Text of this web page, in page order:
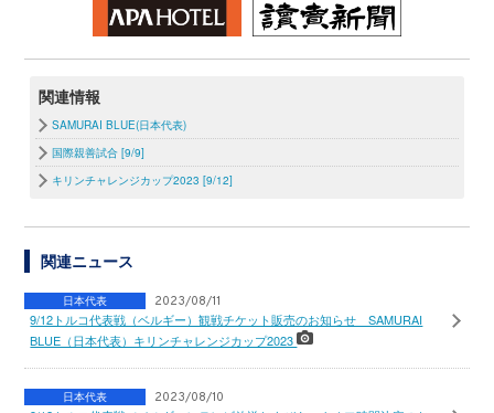
関連情報
SAMURAI BLUE(日本代表)
国際親善試合 [9/9]
キリンチャレンジカップ2023 [9/12]
関連ニュース
日本代表 2023/08/11
9/12トルコ代表戦（ベルギー）観戦チケット販売のお知らせ SAMURAI
BLUE（日本代表）キリンチャレンジカップ2023
日本代表 2023/08/10